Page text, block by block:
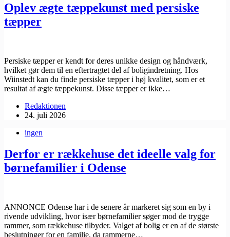
Oplev ægte tæppekunst med persiske
tæpper
Persiske tæpper er kendt for deres unikke design og håndværk,
hvilket gør dem til en eftertragtet del af boligindretning. Hos
Wiinstedt kan du finde persiske tæpper i høj kvalitet, som er et
resultat af ægte tæppekunst. Disse tæpper er ikke…
Redaktionen
24. juli 2026
ingen
Derfor er rækkehuse det ideelle valg for
børnefamilier i Odense
ANNONCE Odense har i de senere år markeret sig som en by i
rivende udvikling, hvor især børnefamilier søger mod de trygge
rammer, som rækkehuse tilbyder. Valget af bolig er en af de største
beslutninger for en familie, da rammerne…